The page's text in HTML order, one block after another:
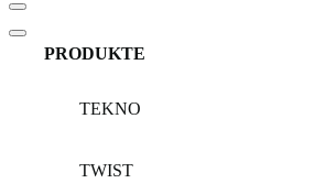
PRODUKTE
TEKNO
TWIST